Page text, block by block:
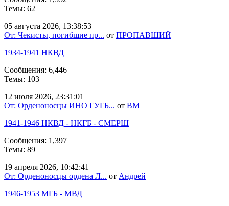
Темы: 62
05 августа 2026, 13:38:53
От: Чекисты, погибшие пр... от ПРОПАВШИЙ
1934-1941 НКВД
Сообщения: 6,446
Темы: 103
12 июля 2026, 23:31:01
От: Орденоносцы ИНО ГУГБ... от BM
1941-1946 НКВД - НКГБ - СМЕРШ
Сообщения: 1,397
Темы: 89
19 апреля 2026, 10:42:41
От: Орденоносцы ордена Л... от Андрей
1946-1953 МГБ - МВД